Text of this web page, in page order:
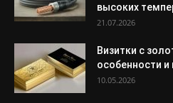
высоких
21.07.2026
Визитки с
особенности
10.05.2026